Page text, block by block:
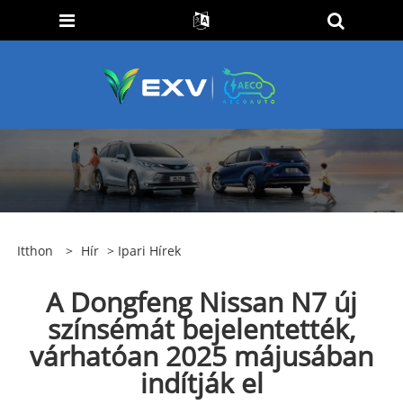
Itthon > Hír > Ipari Hírek
A Dongfeng Nissan N7 új
színsémát bejelentették,
várhatóan 2025 májusában
indítják el